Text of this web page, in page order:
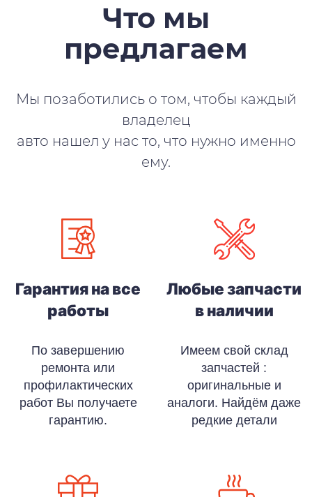
Что мы
предлагаем
Мы позаботились о том, чтобы каждый
владелец
авто нашел у нас то, что нужно именно
ему.
Гарантия на все
работы
По завершению
ремонта или
профилактических
работ Вы получаете
гарантию.
Любые запчасти
в наличии
Имеем свой склад
запчастей :
оригинальные и
аналоги. Найдём даже
редкие детали